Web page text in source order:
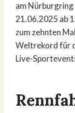
am
21.06.2025 ab
zum zehnten
Weltrekord für
Live-